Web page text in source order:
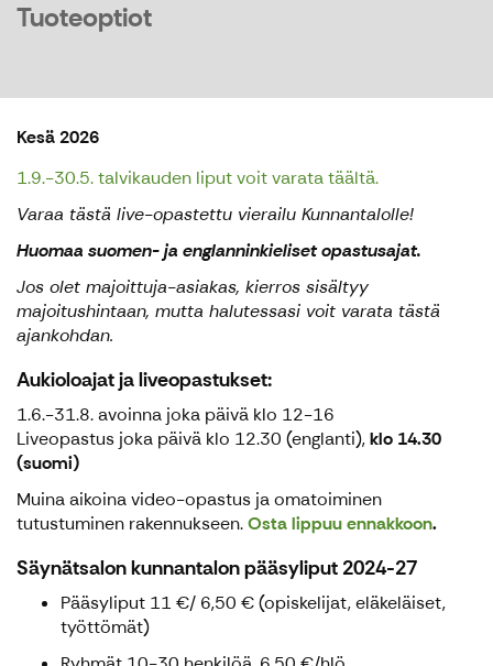
Tuoteoptiot
Kesä 2026
1.9.-30.5. talvikauden liput voit varata täältä.
Varaa tästä live-opastettu vierailu Kunnantalolle!
Huomaa suomen- ja englanninkieliset opastusajat.
Jos olet majoittuja-asiakas, kierros sisältyy
majoitushintaan, mutta halutessasi voit varata tästä
ajankohdan.
Aukioloajat ja liveopastukset:
1.6.-31.8. avoinna joka päivä klo 12-16
Liveopastus joka päivä klo 12.30 (englanti),klo 14.30
(suomi)
Muina aikoina video-opastus ja omatoiminen
tutustuminen rakennukseen.Osta lippuu ennakkoon.
Säynätsalon kunnantalon pääsyliput 2024-27
Pääsyliput 11 €/ 6,50 € (opiskelijat, eläkeläiset,
työttömät)